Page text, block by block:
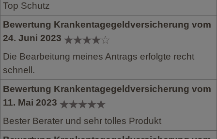
Top Schutz
Bewertung Krankentagegeldversicherung vom
24. Juni 2023
Die Bearbeitung meines Antrags erfolgte recht
schnell.
Bewertung Krankentagegeldversicherung vom
11. Mai 2023
Bester Berater und sehr tolles Produkt